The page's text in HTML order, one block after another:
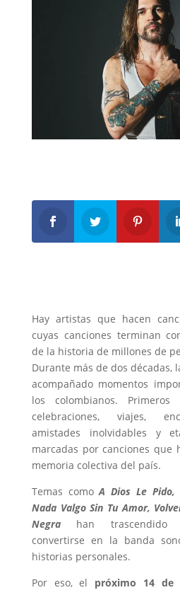
Hay artistas que hacen
cuyas canciones terminan
de la historia de millones de
Durante más de dos décadas,
acompañado momentos
los colombianos. Primeros
celebraciones, viajes,
amistades inolvidables y
marcadas por canciones que
memoria colectiva del país.
Temas comoA Dios Le Pido,
Nada Valgo Sin Tu Amor,
Negra
han trascendido
convertirse en la banda
historias personales.
Por eso, el próximo 14 de